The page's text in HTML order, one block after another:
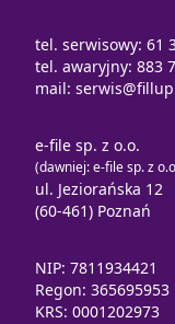
tel. serwisowy: 61
tel. awaryjny: 883
mail:
e-file sp. z o.o.
(dawniej: e-file sp. z
ul. Jeziorańska 12
(60-461) Poznań
NIP: 7811934421
Regon: 365695953
KRS: 0001202973